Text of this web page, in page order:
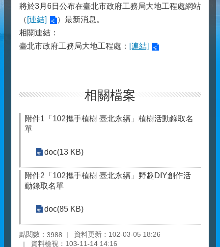
將於3月6日公布在臺北市政府工務局大地工程處網站
（ [連結]
）最新消息。
相關連結：
臺北市政府工務局大地工程處： [連結]
相關檔案
附件1「102攜手植樹 臺北永續」植樹活動錄取名
單
doc(13 KB)
附件2「102攜手植樹 臺北永續」野趣DIY創作活
動錄取名單
doc(85 KB)
點閱數： 3988
資料更新：102-03-05 18:26
資料檢視：103-11-14 14:16